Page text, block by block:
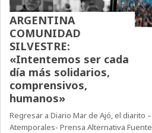
ARGENTINA
COMUNIDAD
SILVESTRE:
«Intentemos ser cada
día más solidarios,
comprensivos,
humanos»
Regresar a Diario Mar de Ajó, el diarito
Atemporales- Prensa Alternativa